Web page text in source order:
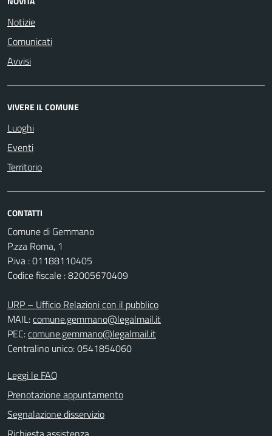
Notizie
Comunicati
Avvisi
VIVERE IL COMUNE
Luoghi
Eventi
Territorio
CONTATTI
Comune di Gemmano
P.zza Roma, 1
P.iva : 01188110405
Codice fiscale : 82005670409
URP – Ufficio Relazioni con il pubblico
MAIL:comune.gemmano@legalmail.it
PEC:comune.gemmano@legalmail.it
Centralino unico: 0541854060
Leggi le FAQ
Prenotazione appuntamento
Segnalazione disservizio